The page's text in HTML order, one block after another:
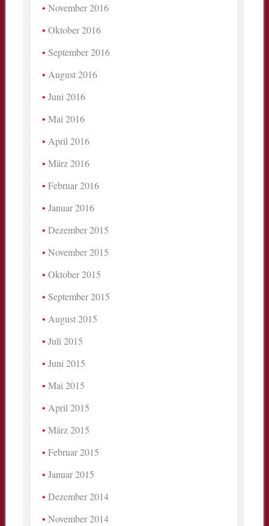
November 2016
Oktober 2016
September 2016
August 2016
Juni 2016
Mai 2016
April 2016
März 2016
Februar 2016
Januar 2016
Dezember 2015
November 2015
Oktober 2015
September 2015
August 2015
Juli 2015
Juni 2015
Mai 2015
April 2015
März 2015
Februar 2015
Januar 2015
Dezember 2014
November 2014